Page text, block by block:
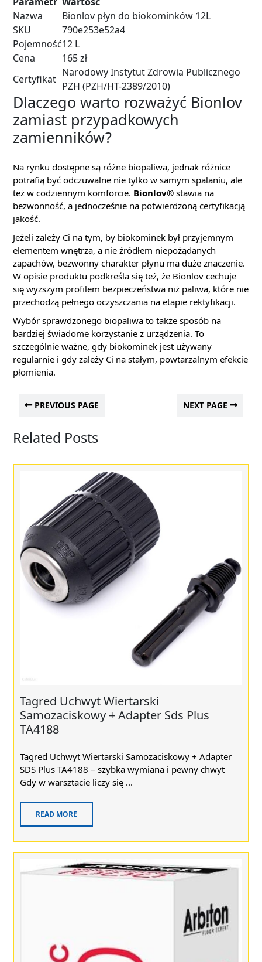
Nazwa
Bionlov płyn do biokominków 12L
SKU
790e253e52a4
Pojemność12 L
Cena
165 zł
Certyfikat
Narodowy Instytut Zdrowia Publicznego
PZH (PZH/HT-2389/2010)
Dlaczego warto rozważyć Bionlov
zamiast przypadkowych
zamienników?
Na rynku dostępne są różne biopaliwa, jednak różnice
potrafią być odczuwalne nie tylko w samym spalaniu, ale
też w codziennym komforcie. Bionlov® stawia na
bezwonność, a jednocześnie na potwierdzoną certyfikacją
jakość.
Jeżeli zależy Ci na tym, by biokominek był przyjemnym
elementem wnętrza, a nie źródłem niepożądanych
zapachów, bezwonny charakter płynu ma duże znaczenie.
W opisie produktu podkreśla się też, że Bionlov cechuje
się wyższym profilem bezpieczeństwa niż paliwa, które nie
przechodzą pełnego oczyszczania na etapie rektyfikacji.
Wybór sprawdzonego biopaliwa to także sposób na
bardziej świadome korzystanie z urządzenia. To
szczególnie ważne, gdy biokominek jest używany
regularnie i gdy zależy Ci na stałym, powtarzalnym efekcie
płomienia.
PREVIOUS PAGE NEXT PAGE
Related Posts
Tagred Uchwyt Wiertarski
Samozaciskowy + Adapter Sds Plus
TA4188
Tagred Uchwyt Wiertarski Samozaciskowy + Adapter
SDS Plus TA4188 – szybka wymiana i pewny chwyt
Gdy w warsztacie liczy się ...
READ MORE